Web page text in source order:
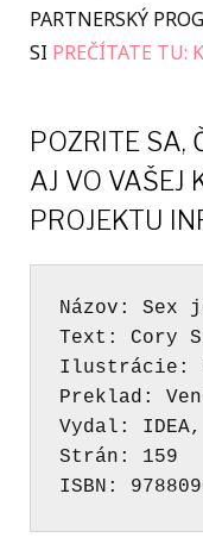
PARTNERSKÝ
SI PREČÍTATE TU:
POZRITE SA,
AJ VO VAŠEJ
PROJEKTU
Názov: Sex
Text: Cory
Ilustrácie:
Preklad:
Vydal:
Strán: 159
ISBN: